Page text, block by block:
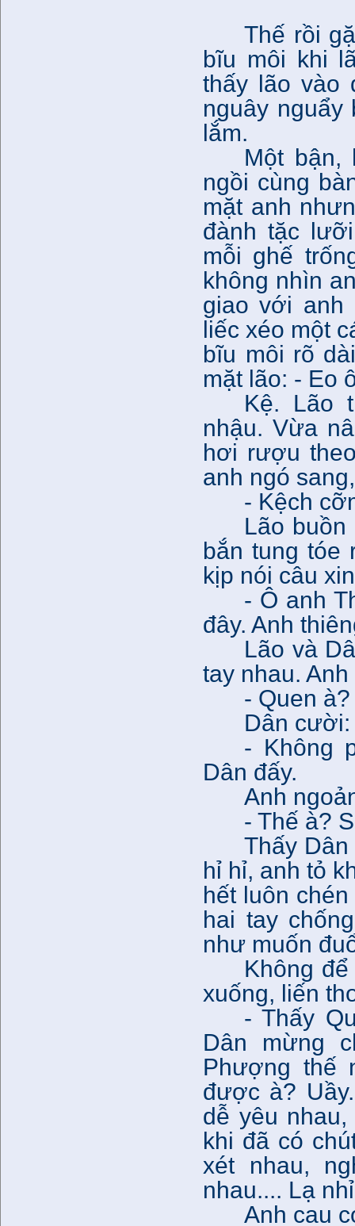
Thế rồi
bĩu môi khi
thấy lão vào
nguây
lắm.
Một bận,
ngồi cùng
mặt anh
đành tặc
mỗi ghế
không nhìn
giao với anh
liếc xéo một
bĩu môi rõ
mặt lão: - Eo
Kệ. Lão
nhậu. Vừa
hơi rượu
anh ngó
- Kệch
Lão
bắn tung tóe
kịp nói câu
- Ô anh
đây. Anh
Lão và
tay nhau.
- Quen à?
Dân cười:
- Không
Dân đấy.
Anh
- Thế à?
Thấy
hỉ hỉ, anh tỏ
hết luôn
hai tay
như muốn
Không
xuống, liến
- Thấy
Dân mừng
Phượng thế
được à?
dễ yêu
khi đã có
xét nhau,
nhau.... Lạ
Anh cau